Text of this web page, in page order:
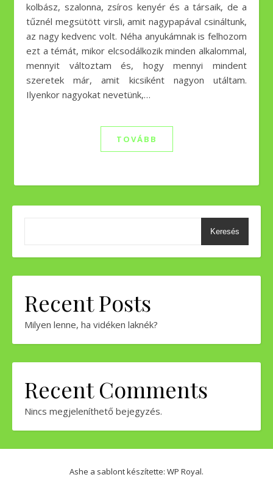
kolbász, szalonna, zsíros kenyér és a társaik, de a
tűznél megsütött virsli, amit nagypapával csináltunk,
az nagy kedvenc volt. Néha anyukámnak is felhozom
ezt a témát, mikor elcsodálkozik minden alkalommal,
mennyit változtam és, hogy mennyi mindent
szeretek már, amit kicsiként nagyon utáltam.
Ilyenkor nagyokat nevetünk,…
TOVÁBB
Keresés
Recent Posts
Milyen lenne, ha vidéken laknék?
Recent Comments
Nincs megjeleníthető bejegyzés.
Ashe a sablont készítette: WP Royal.